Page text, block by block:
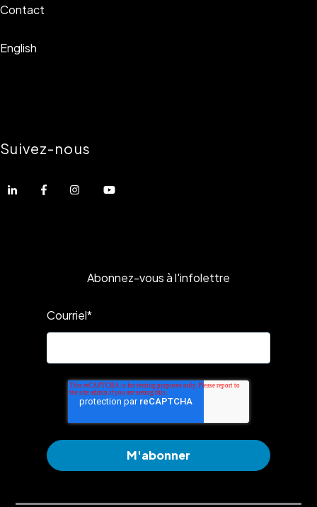
Contact
English
Suivez-nous
Abonnez-vous à l'infolettre
Courriel*